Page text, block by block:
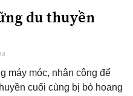
du thuyền
máy móc, nhân công để
cuối cùng bị bỏ hoang